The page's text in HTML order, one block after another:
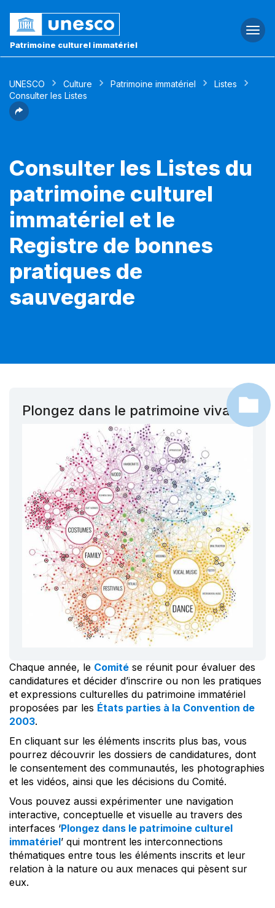
Patrimoine culturel immatériel
UNESCO Culture Patrimoine immatériel
Listes
Consulter les Listes
Consulter les Listes du
patrimoine culturel
immatériel et le
Registre de bonnes
pratiques de
sauvegarde
Plongez dans le patrimoine vivant !
Chaque année, le Comité se réunit pour évaluer des
candidatures et décider d’inscrire ou non les pratiques
et expressions culturelles du patrimoine immatériel
proposées par les États parties à la Convention de
2003.
En cliquant sur les éléments inscrits plus bas, vous
pourrez découvrir les dossiers de candidatures, dont
le consentement des communautés, les photographies
et les vidéos, ainsi que les décisions du Comité.
Vous pouvez aussi expérimenter une navigation
interactive, conceptuelle et visuelle au travers des
interfaces ‘Plongez dans le patrimoine culturel
immatériel’ qui montrent les interconnections
thématiques entre tous les éléments inscrits et leur
relation à la nature ou aux menaces qui pèsent sur
eux.